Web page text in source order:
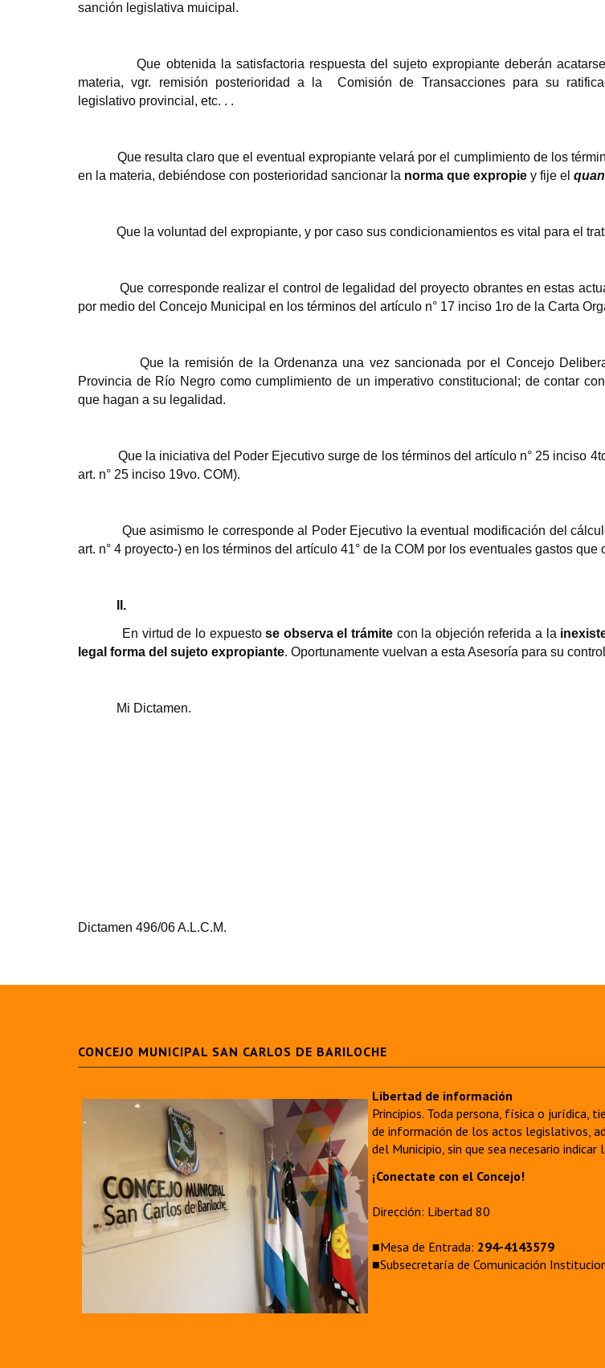
sanción legislativa muicipal.
Que obtenida la satisfactoria respuesta del sujeto expropiante deberán
materia, vgr. remisión posterioridad a la
Comisión de Transacciones para su
legislativo provincial, etc. . .
Que resulta claro que el eventual expropiante velará por el cumplimiento de los
en la materia, debiéndose con posterioridad sancionar la norma que expropie y fije el
Que la voluntad del expropiante, y por caso sus condicionamientos es vital para el
Que corresponde realizar el control de legalidad del proyecto obrantes en estas
por medio del Concejo Municipal en los términos del artículo n° 17 inciso 1ro de la Carta
Que la remisión de la Ordenanza una vez sancionada por el Concejo
Provincia de Río Negro como cumplimiento de un imperativo constitucional; de contar
que hagan a su legalidad.
Que la iniciativa del Poder Ejecutivo surge de los términos del artículo n° 25 inciso
art. n° 25 inciso 19vo. COM).
Que asimismo le corresponde al Poder Ejecutivo la eventual modificación del
art. n° 4 proyecto-) en los términos del artículo 41° de la COM por los eventuales gastos
II.
En virtud de lo expuestose observa el trámite con la objeción referida a la
legal forma del sujeto expropiante. Oportunamente vuelvan a esta Asesoría para su
Mi Dictamen.
Dictamen 496/06 A.L.C.M.
CONCEJO MUNICIPAL SAN CARLOS DE BARILOCHE
Libertad de información
Principios. Toda persona, física o jurídica,
de información de los actos legislativos,
del Municipio, sin que sea necesario
¡Conectate con el Concejo!
Dirección: Libertad 80
■Mesa de Entrada: 294-4143579
■Subsecretaría de Comunicación